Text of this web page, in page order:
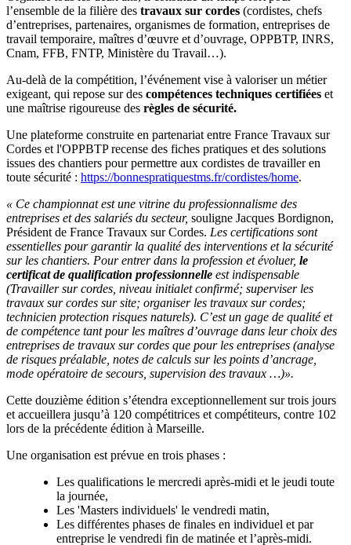
l’ensemble de la filière des travaux sur cordes (cordistes, chefs
d’entreprises, partenaires, organismes de formation, entreprises de
travail temporaire, maîtres d’œuvre et d’ouvrage, OPPBTP, INRS,
Cnam, FFB, FNTP, Ministère du Travail…).
Au-delà de la compétition, l’événement vise à valoriser un métier
exigeant, qui repose sur des compétences techniques certifiées et
une maîtrise rigoureuse des règles de sécurité.
Une plateforme construite en partenariat entre France Travaux sur
Cordes et l'OPPBTP recense des fiches pratiques et des solutions
issues des chantiers pour permettre aux cordistes de travailler en
toute sécurité : https://bonnespratiquestms.fr/cordistes/home.
« Ce championnat est une vitrine du professionnalisme des
entreprises et des salariés du secteur, souligne Jacques Bordignon,
Président de France Travaux sur Cordes. Les certifications sont
essentielles pour garantir la qualité des interventions et la sécurité
sur les chantiers. Pour entrer dans la profession et évoluer, le
certificat de qualification professionnelle est indispensable
(Travailler sur cordes, niveau initialet confirmé; superviser les
travaux sur cordes sur site; organiser les travaux sur cordes;
technicien protection risques naturels). C’est un gage de qualité et
de compétence tant pour les maîtres d’ouvrage dans leur choix des
entreprises de travaux sur cordes que pour les entreprises (analyse
de risques préalable, notes de calculs sur les points d’ancrage,
mode opératoire de secours, supervision des travaux …)».
Cette douzième édition s’étendra exceptionnellement sur trois jours
et accueillera jusqu’à 120 compétitrices et compétiteurs, contre 102
lors de la précédente édition à Marseille.
Une organisation est prévue en trois phases :
Les qualifications le mercredi après-midi et le jeudi toute
la journée,
Les 'Masters individuels' le vendredi matin,
Les différentes phases de finales en individuel et par
entreprise le vendredi fin de matinée et l’après-midi.